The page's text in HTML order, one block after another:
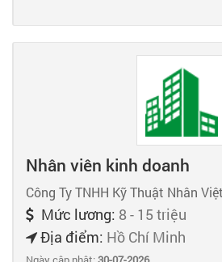
Nhân viên kinh doanh
Công Ty TNHH Kỹ Thuật Nhân Việt
Mức lương: 8 - 15 triệu
Địa điểm: Hồ Chí Minh